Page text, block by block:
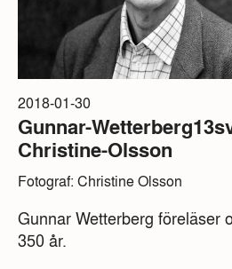
2018-01-30
Gunnar-
Christine-Olsson
Fotograf: Christine Olsson
Gunnar Wetterberg föreläser
350 år.